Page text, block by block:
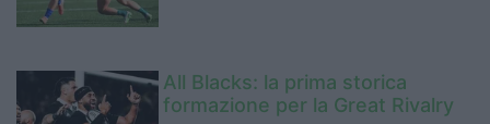
All Blacks: la prima storica
formazione per la Great Rivalry